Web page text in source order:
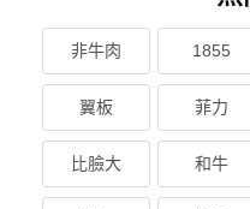
非牛肉 1855
翼板 菲力
比臉大 和牛